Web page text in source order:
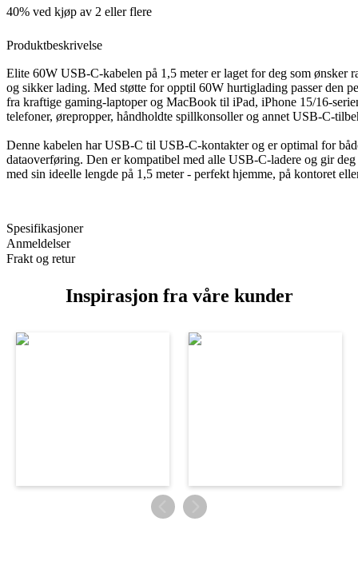
40% ved kjøp av 2 eller flere
Produktbeskrivelse
Elite 60W USB-C-kabelen på 1,5 meter er laget for deg som ønsker
og sikker lading. Med støtte for opptil 60W hurtiglading passer den
fra kraftige gaming-laptoper og MacBook til iPad, iPhone 15/16-
telefoner, ørepropper, håndholdte spillkonsoller og annet USB-C-
Denne kabelen har USB-C til USB-C-kontakter og er optimal for
dataoverføring. Den er kompatibel med alle USB-C-ladere og gir
med sin ideelle lengde på 1,5 meter - perfekt hjemme, på kontoret
Spesifikasjoner
Anmeldelser
Frakt og retur
Inspirasjon fra våre kunder